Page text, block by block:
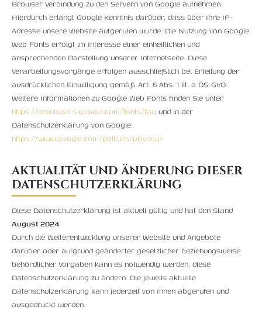
Browser Verbindung zu den Servern von Google aufnehmen.
Hierdurch erlangt Google Kenntnis darüber, dass über Ihre IP-
Adresse unsere Website aufgerufen wurde. Die Nutzung von Google
Web Fonts erfolgt im Interesse einer einheitlichen und
ansprechenden Darstellung unserer Internetseite. Diese
Verarbeitungsvorgänge erfolgen ausschließlich bei Erteilung der
ausdrücklichen Einwilligung gemäß Art. 6 Abs. 1 lit. a DS-GVO.
Weitere Informationen zu Google Web Fonts finden Sie unter
https://developers.google.com/fonts/faq und in der
Datenschutzerklärung von Google:
https://www.google.com/policies/privacy/
AKTUALITÄT UND ÄNDERUNG DIESER
DATENSCHUTZERKLÄRUNG
Diese Datenschutzerklärung ist aktuell gültig und hat den Stand
August 2024.
Durch die Weiterentwicklung unserer Website und Angebote
darüber oder aufgrund geänderter gesetzlicher beziehungsweise
behördlicher Vorgaben kann es notwendig werden, diese
Datenschutzerklärung zu ändern. Die jeweils aktuelle
Datenschutzerklärung kann jederzeit von Ihnen abgerufen und
ausgedruckt werden.